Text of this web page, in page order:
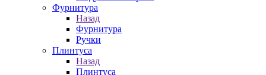
Фурнитура
Назад
Фурнитура
Ручки
Плинтуса
Назад
Плинтуса